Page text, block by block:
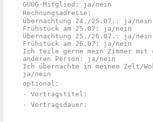
GUUG-Mitglied: ja/nein
Rechnungsadresse:
Übernachtung 24./25.07.: ja/nein
Frühstück am 25.07: ja/nein
Übernachtung 25./26.07.: ja/nein
Frühstück am 26.07: ja/nein
Ich teile gerne mein Zimmer mit
anderen Person: ja/nein
Ich übernachte in meinem Zelt/
ja/nein
optional:
- Vortragstitel:
- Vortragsdauer: